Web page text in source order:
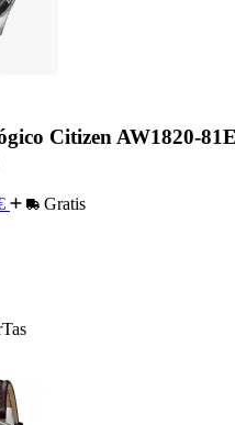
Citizen AW1820-
Gratis